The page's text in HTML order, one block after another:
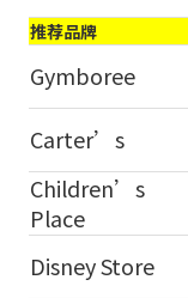
推荐品牌
Gymboree
Carter’s
Children’s
Place
Disney Store